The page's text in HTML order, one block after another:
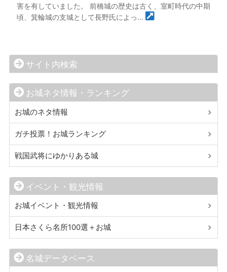
害を有していました。 前橋城の歴史は古く、室町時代の中期
頃、箕輪城の支城として長野氏によっ…
サイト内検索
お城ネタ情報・ランキング
お城のネタ情報
ガチ投票！お城ランキング
戦国武将にゆかりある城
イベント・観光情報
お城イベント・観光情報
日本さくら名所100選＋お城
名城データベース